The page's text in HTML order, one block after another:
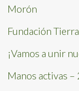
Morón
Fundación
¡Vamos a unir
Manos activas